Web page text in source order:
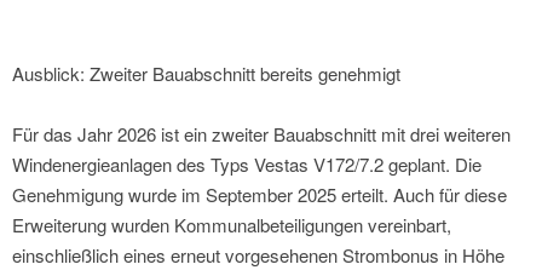
Ausblick: Zweiter Bauabschnitt bereits genehmigt
Für das Jahr 2026 ist ein zweiter Bauabschnitt mit drei weiteren
Windenergieanlagen des Typs Vestas V172/7.2 geplant. Die
Genehmigung wurde im September 2025 erteilt. Auch für diese
Erweiterung wurden Kommunalbeteiligungen vereinbart,
einschließlich eines erneut vorgesehenen Strombonus in Höhe